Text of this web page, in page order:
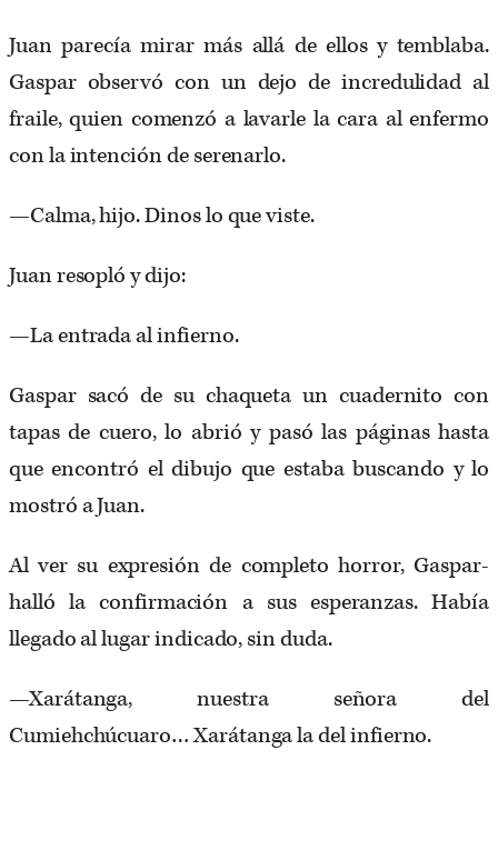
Juan parecía mirar más allá de ellos y temblaba.
Gaspar observó con un dejo de incredulidad al
fraile, quien comenzó a lavarle la cara al enfermo
con la intención de serenarlo.
—Calma, hijo. Dinos lo que viste.
Juan resopló y dijo:
—La entrada al infierno.
Gaspar sacó de su chaqueta un cuadernito con
tapas de cuero, lo abrió y pasó las páginas hasta
que encontró el dibujo que estaba buscando y lo
mostró a Juan.
Al ver su expresión de completo horror, Gaspar­
halló la confirmación a sus esperanzas. Había
llegado al lugar indicado, sin duda.
—Xarátanga, nuestra señora del
Cumiehchúcuaro… Xarátanga la del infierno.